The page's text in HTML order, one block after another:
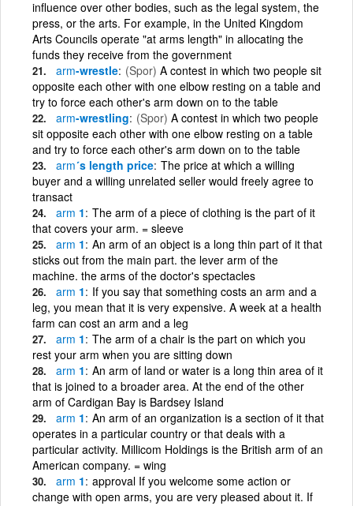
influence over other bodies, such as the legal system, the
press, or the arts. For example, in the United Kingdom
Arts Councils operate "at arms length" in allocating the
funds they receive from the government
arm-wrestle (Spor) A contest in which two people sit
opposite each other with one elbow resting on a table and
try to force each other's arm down on to the table
arm-wrestling (Spor) A contest in which two people
sit opposite each other with one elbow resting on a table
and try to force each other's arm down on to the table
arm´s length price The price at which a willing
buyer and a willing unrelated seller would freely agree to
transact
arm 1 The arm of a piece of clothing is the part of it
that covers your arm. = sleeve
arm 1 An arm of an object is a long thin part of it that
sticks out from the main part. the lever arm of the
machine. the arms of the doctor's spectacles
arm 1 If you say that something costs an arm and a
leg, you mean that it is very expensive. A week at a health
farm can cost an arm and a leg
arm 1 The arm of a chair is the part on which you
rest your arm when you are sitting down
arm 1 An arm of land or water is a long thin area of it
that is joined to a broader area. At the end of the other
arm of Cardigan Bay is Bardsey Island
arm 1 An arm of an organization is a section of it that
operates in a particular country or that deals with a
particular activity. Millicom Holdings is the British arm of an
American company. = wing
arm 1 approval If you welcome some action or
change with open arms, you are very pleased about it. If